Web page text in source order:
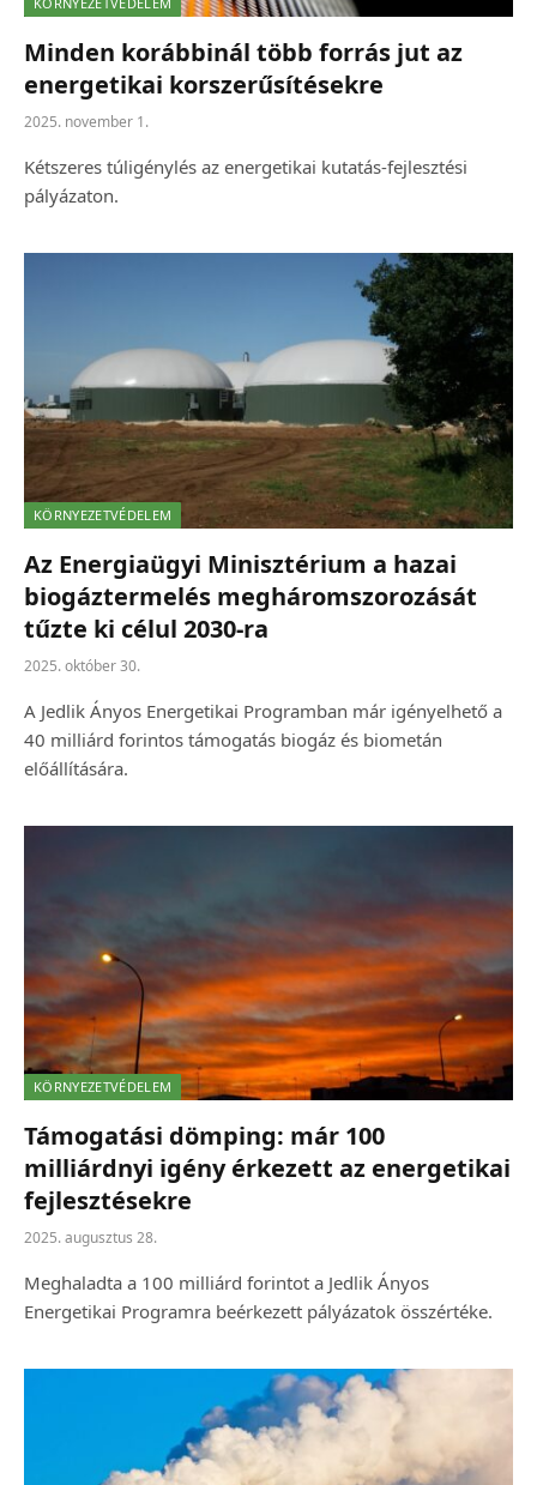
Minden korábbinál több forrás jut az
energetikai korszerűsítésekre
2025. november 1.
Kétszeres túligénylés az energetikai kutatás-fejlesztési
pályázaton.
KÖRNYEZETVÉDELEM
Az Energiaügyi Minisztérium a hazai
biogáztermelés megháromszorozását
tűzte ki célul 2030-ra
2025. október 30.
A Jedlik Ányos Energetikai Programban már igényelhető a
40 milliárd forintos támogatás biogáz és biometán
előállítására.
KÖRNYEZETVÉDELEM
Támogatási dömping: már 100
milliárdnyi igény érkezett az energetikai
fejlesztésekre
2025. augusztus 28.
Meghaladta a 100 milliárd forintot a Jedlik Ányos
Energetikai Programra beérkezett pályázatok összértéke.